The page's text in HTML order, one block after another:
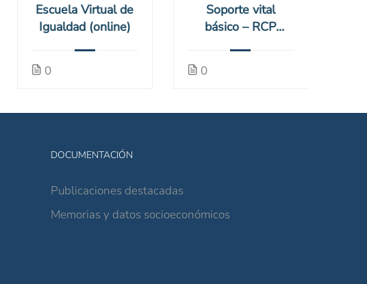
Escuela Virtual de
Igualdad (online)
0
Soporte vital
básico – RCP
0
DOCUMENTACIÓN
Publicaciones destacadas
Memorias y datos socioeconómicos